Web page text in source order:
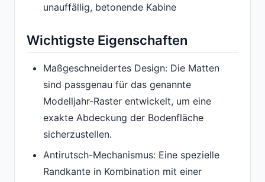
unauffällig, betonende Kabine
Wichtigste Eigenschaften
Maßgeschneidertes Design: Die Matten
sind passgenau für das genannte
Modelljahr-Raster entwickelt, um eine
exakte Abdeckung der Bodenfläche
sicherzustellen.
Antirutsch-Mechanismus: Eine spezielle
Randkante in Kombination mit einer